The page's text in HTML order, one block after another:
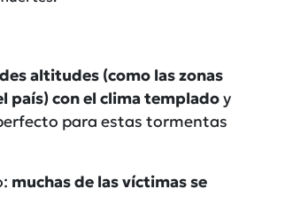
altitudes (como las zonas
país) con el clima templadoy
para estas tormentas
muchas de las víctimas se